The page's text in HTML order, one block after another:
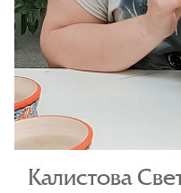
Калистова